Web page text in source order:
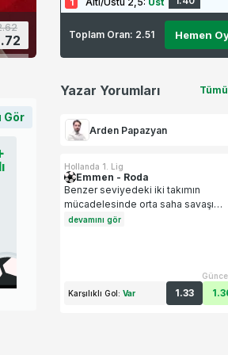
Gör
Toplam Oran: 2.51 Hemen
Yazar Yorumları
Arden Papazyan
Hollanda 1. Lig
Emmen - Roda
Benzer seviyedeki iki takımın
mücadelesinde orta saha savaşı
belirleyici olabilir. Emmen taraftar
devamını gör
Karşılıklı Gol: Var 1.33